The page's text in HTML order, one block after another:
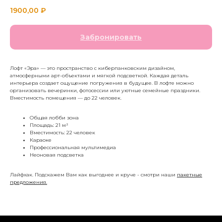
1900,00 ₽
Забронировать
Лофт «Эра» — это пространство с киберпанковским дизайном,
атмосферными арт-объектами и мягкой подсветкой. Каждая деталь
интерьера создает ощущение погружения в будущее. В лофте можно
организовать вечеринки, фотосессии или уютные семейные праздники.
Вместимость помещения — до 22 человек.
Общая лобби зона
Площадь: 21 м²
Вместимость: 22 человек
Караоке
Профессиональная мультимедиа
Неоновая подсветка
Лайфхак. Подскажем Вам как выгоднее и круче - смотри наши пакетные
предложения.